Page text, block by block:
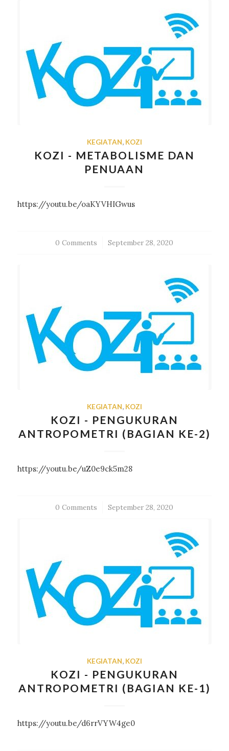
KEGIATAN, KOZI
KOZI - METABOLISME DAN
PENUAAN
https://youtu.be/oaKYVHIGwus
0 Comments
/ September 28, 2020
KEGIATAN, KOZI
KOZI - PENGUKURAN
ANTROPOMETRI (BAGIAN KE-2)
https://youtu.be/uZ0e9ck5m28
0 Comments
/ September 28, 2020
KEGIATAN, KOZI
KOZI - PENGUKURAN
ANTROPOMETRI (BAGIAN KE-1)
https://youtu.be/d6rrVYW4ge0